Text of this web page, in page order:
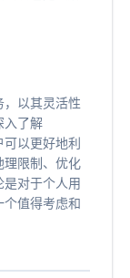
以其灵活性
入了解
以更好地利
理限制、优化
对于个人用
个值得考虑和